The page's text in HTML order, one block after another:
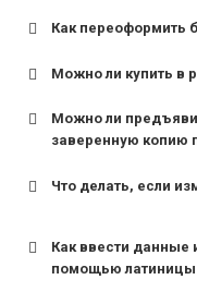
Как переоформить
Можно ли купить в
Можно ли
заверенную копию
Что делать, если
Как ввести данные
помощью латиницы